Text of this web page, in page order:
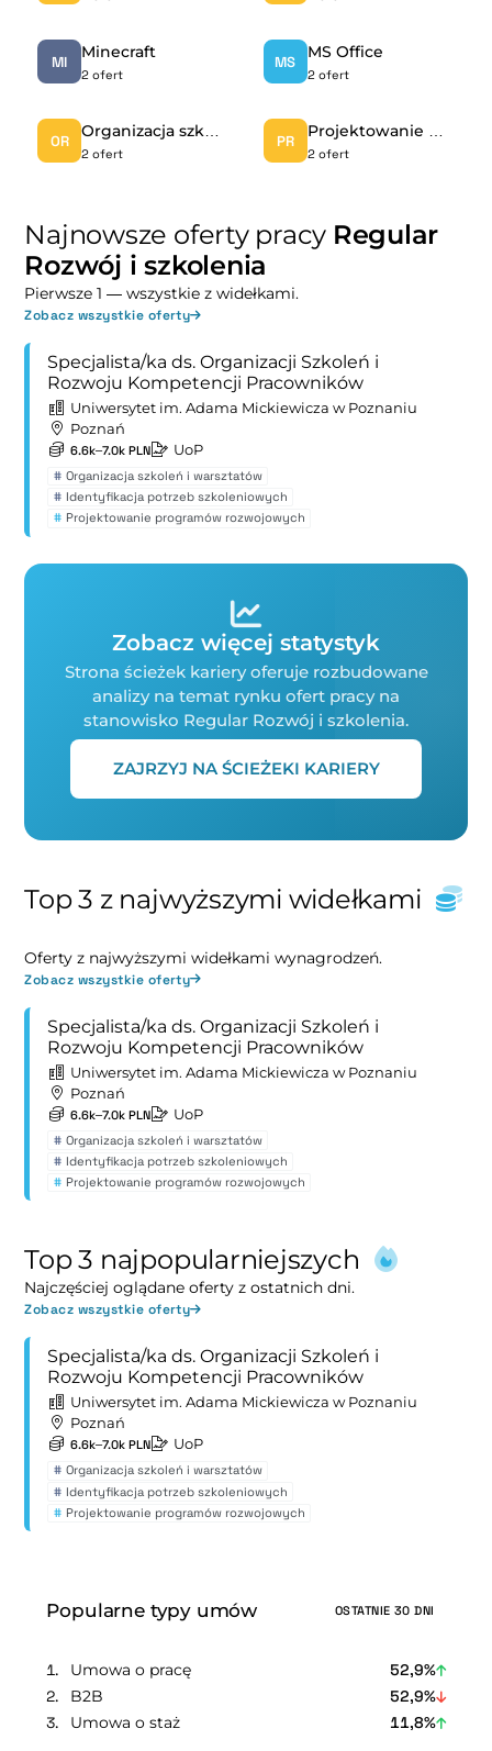
MI
Minecraft
2 ofert
MS
MS Office
2 ofert
OR
2 ofert
PR
2 ofert
Najnowsze oferty pracy Regular
Rozwój i szkolenia
Pierwsze 1 — wszystkie z widełkami.
Zobacz wszystkie oferty
Specjalista/ka ds. Organizacji Szkoleń i
Rozwoju Kompetencji Pracowników
Uniwersytet im. Adama Mickiewicza w Poznaniu
Poznań
6.6k–7.0k PLN UoP
# Organizacja szkoleń i warsztatów
# Identyfikacja potrzeb szkoleniowych
# Projektowanie programów rozwojowych
Zobacz więcej statystyk
Strona ścieżek kariery oferuje rozbudowane
analizy na temat rynku ofert pracy na
stanowisko Regular Rozwój i szkolenia.
ZAJRZYJ NA ŚCIEŻEKI KARIERY
Top 3 z najwyższymi widełkami
Oferty z najwyższymi widełkami wynagrodzeń.
Zobacz wszystkie oferty
Specjalista/ka ds. Organizacji Szkoleń i
Rozwoju Kompetencji Pracowników
Uniwersytet im. Adama Mickiewicza w Poznaniu
Poznań
6.6k–7.0k PLN UoP
# Organizacja szkoleń i warsztatów
# Identyfikacja potrzeb szkoleniowych
# Projektowanie programów rozwojowych
Top 3 najpopularniejszych
Najczęściej oglądane oferty z ostatnich dni.
Zobacz wszystkie oferty
Specjalista/ka ds. Organizacji Szkoleń i
Rozwoju Kompetencji Pracowników
Uniwersytet im. Adama Mickiewicza w Poznaniu
Poznań
6.6k–7.0k PLN UoP
# Organizacja szkoleń i warsztatów
# Identyfikacja potrzeb szkoleniowych
# Projektowanie programów rozwojowych
Popularne typy umów OSTATNIE 30 DNI
Umowa o pracę
52,9%
B2B
52,9%
Umowa o staż
11,8%